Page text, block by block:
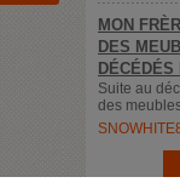
MON
DES
Suite au
des